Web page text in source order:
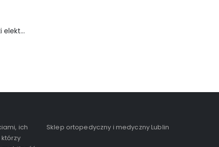
Wózek inwalidzki elektryczny - FortiGO
ich
Sklep ortopedyczny i medyczny Lublin